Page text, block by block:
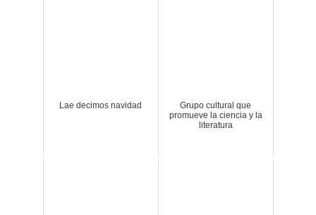
Lae decimos navidad
Grupo cultural que
promueve la ciencia y la
literatura